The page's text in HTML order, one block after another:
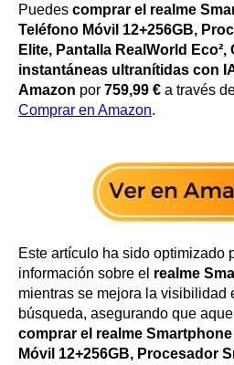
Puedes comprar el realme
Teléfono Móvil 12+256GB,
Elite, Pantalla RealWorld Eco²,
instantáneas ultranítidas con
Amazon por 759,99 € a través
Comprar en Amazon.
Este artículo ha sido optimizado
información sobre el realme
mientras se mejora la visibilidad
búsqueda, asegurando que
comprar el realme
Móvil 12+256GB, Procesador